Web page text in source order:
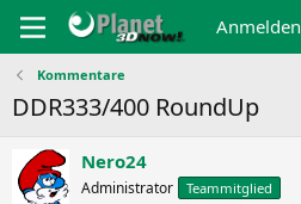
Anmelden
Kommentare
DDR333/400 RoundUp
Nero24
Administrator Teammitglied